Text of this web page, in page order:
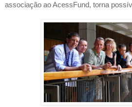
associação ao AcessFund, torna